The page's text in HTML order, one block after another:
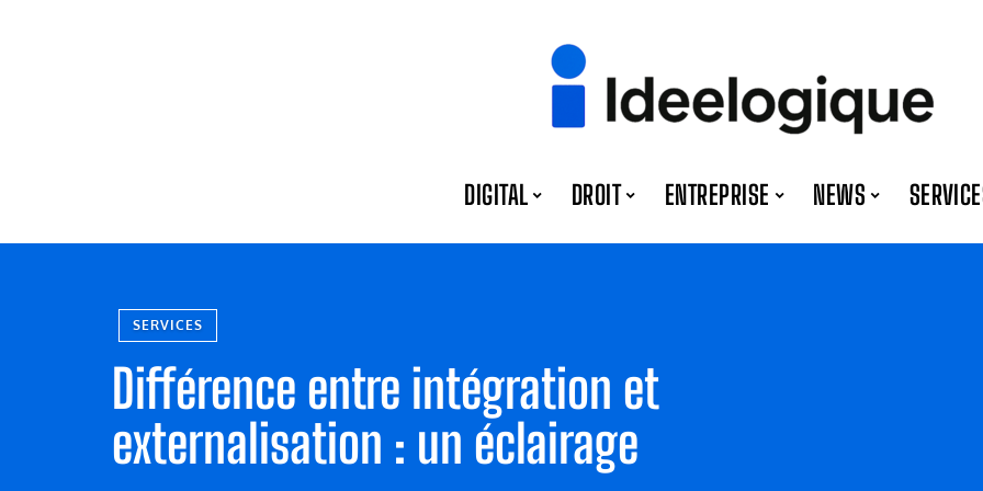
DIGITAL DROIT ENTREPRISE NEWS
SERVICES
Différence entre intégration et
externalisation : un éclairage